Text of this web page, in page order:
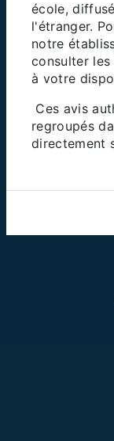
école,
l'étranger.
notre
consulter les
à votre
Ces avis
regroupés
directement